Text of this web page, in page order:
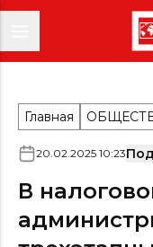
Главная
20.02.2025 10:23
В